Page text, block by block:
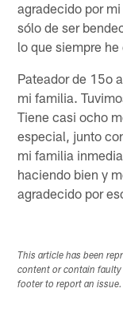
agradecido por
sólo de ser
lo que siempre
Pateador de 15o
mi familia.
Tiene casi ocho
especial, junto
mi familia
haciendo bien y
agradecido por
This article has been
content or contain
footer to report an issue.